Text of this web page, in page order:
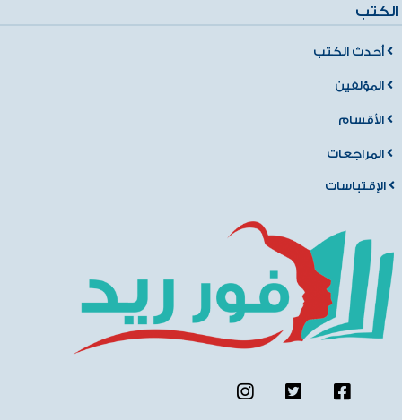
الكتب
أحدث الكتب
المؤلفين
الأقسام
المراجعات
الإقتباسات